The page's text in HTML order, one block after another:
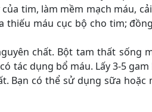
tim, làm mềm mạch máu,
máu cục bộ cho tim;
chất. Bột tam thất sống
tác dụng bổ máu. Lấy 3-5
Bạn có thể sử dụng sữa hoặc